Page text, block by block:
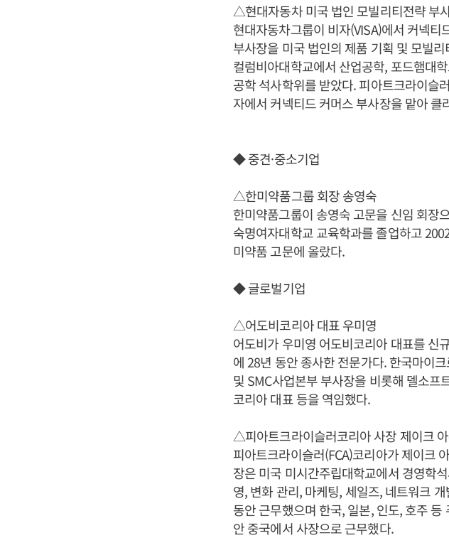
△현대자동차 미국 법인 모빌리티전략 부
현대자동차그룹이 비자(VISA)에서 커넥
부사장을 미국 법인의 제품 기획 및 모빌
컬럼비아대학교에서 산업공학, 포드햄대
공학 석사학위를 받았다. 피아트크라이슬
자에서 커넥티드 커머스 부사장을 맡아
◆ 중견·중소기업
△한미약품그룹 회장 송영숙
한미약품그룹이 송영숙 고문을 신임 회장
숙명여자대학교 교육학과를 졸업하고
미약품 고문에 올랐다.
◆ 글로벌기업
△어도비코리아 대표 우미영
어도비가 우미영 어도비코리아 대표를 신
에 28년 동안 종사한 전문가다. 한국마이
및 SMC사업본부 부사장을 비롯해 델소
코리아 대표 등을 역임했다.
△피아트크라이슬러코리아 사장 제이크
피아트크라이슬러(FCA)코리아가 제이크
장은 미국 미시간주립대학교에서 경영학
영, 변화 관리, 마케팅, 세일즈, 네트워크
동안 근무했으며 한국, 일본, 인도, 호주
안 중국에서 사장으로 근무했다.